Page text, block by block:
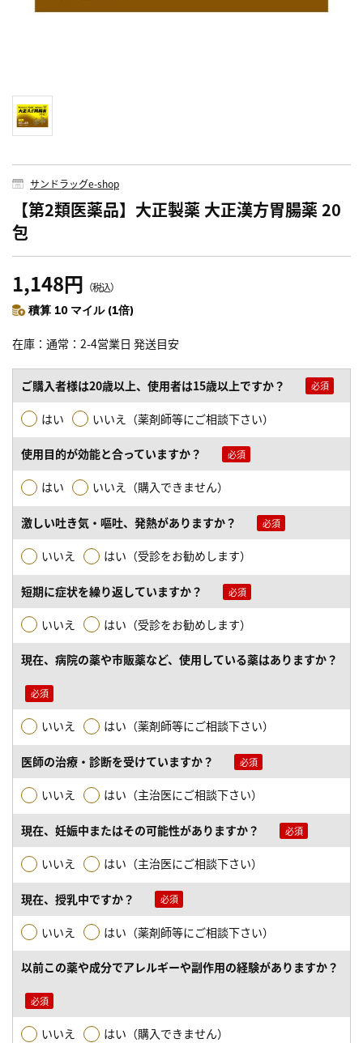
サンドラッグe-shop
【第2類医薬品】大正製薬 大正漢方胃腸薬 20
包
1,148円 （税込）
積算 10 マイル (1倍)
在庫 通常：2-4営業日 発送目安
ご購入者様は20歳以上、使用者は15歳以上ですか？
はい いいえ（薬剤師等にご相談下さい）
使用目的が効能と合っていますか？
はい いいえ（購入できません）
激しい吐き気・嘔吐、発熱がありますか？
いいえ はい（受診をお勧めします）
短期に症状を繰り返していますか？
いいえ はい（受診をお勧めします）
現在、病院の薬や市販薬など、使用している薬はありますか？
いいえ はい（薬剤師等にご相談下さい）
医師の治療・診断を受けていますか？
いいえ はい（主治医にご相談下さい）
現在、妊娠中またはその可能性がありますか？
いいえ はい（主治医にご相談下さい）
現在、授乳中ですか？
いいえ はい（薬剤師等にご相談下さい）
以前この薬や成分でアレルギーや副作用の経験がありますか？
いいえ はい（購入できません）